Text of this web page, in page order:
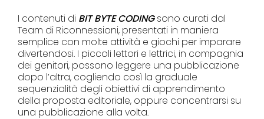
I contenuti di BIT BYTE CODINGsono curati dal
Team di Riconnessioni, presentati in maniera
semplice con molte attività e giochi per imparare
divertendosi. I piccoli lettori e lettrici, in compagnia
dei genitori, possono leggere una pubblicazione
dopo l’altra, cogliendo così la graduale
sequenzialità degli obiettivi di apprendimento
della proposta editoriale, oppure concentrarsi su
una pubblicazione alla volta.